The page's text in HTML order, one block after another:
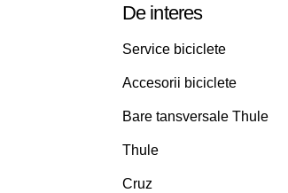
De interes
Service biciclete
Accesorii biciclete
Bare tansversale Thule
Thule
Cruz